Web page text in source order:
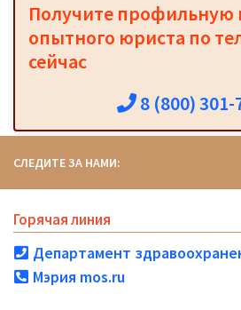
Получите профильную
опытного юриста по
сейчас
8 (800) 301-
СЛЕДИТЕ ЗА НАМИ:
Горячая линия
Департамент
Мэрия mos.ru